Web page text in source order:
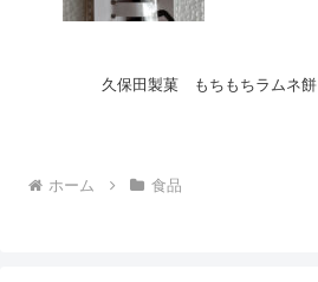
久保田製菓 もちもちラムネ餅
ホーム 食品